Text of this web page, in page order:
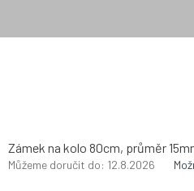
Můžeme doručit do: 12.8.2026
Zámek na kolo 80cm, průměr